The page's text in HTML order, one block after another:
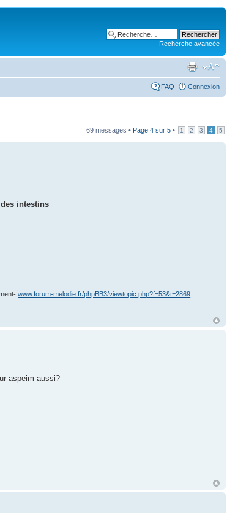
Recherche avancée
FAQ Connexion
69 messages • Page 4 sur 5 • 1 2 3 4 5
intestins
www.forum-melodie.fr/phpBB3/viewtopic.php?f=53&t=2869
aspeim aussi?